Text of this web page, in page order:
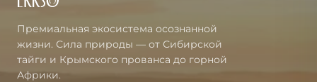
Премиальная экосистема осознанной
жизни. Сила природы — от Сибирской
тайги и Крымского прованса до горной
Африки.